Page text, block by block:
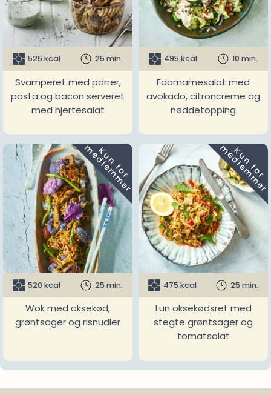
525 kcal 25 min.
Svamperet med porrer,
pasta og bacon serveret
med hjertesalat
495 kcal 10 min.
Edamamesalat med
avokado, citroncreme og
nøddetopping
K
u
n
f
o
r
m
e
d
l
e
m
m
e
r
520 kcal 25 min.
Wok med oksekød,
grøntsager og risnudler
K
u
n
f
o
r
m
e
d
l
e
m
m
e
r
475 kcal 25 min.
Lun oksekødsret med
stegte grøntsager og
tomatsalat